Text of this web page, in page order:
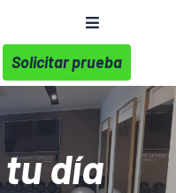
Toggle
Navigation
Solicitar prueba
día